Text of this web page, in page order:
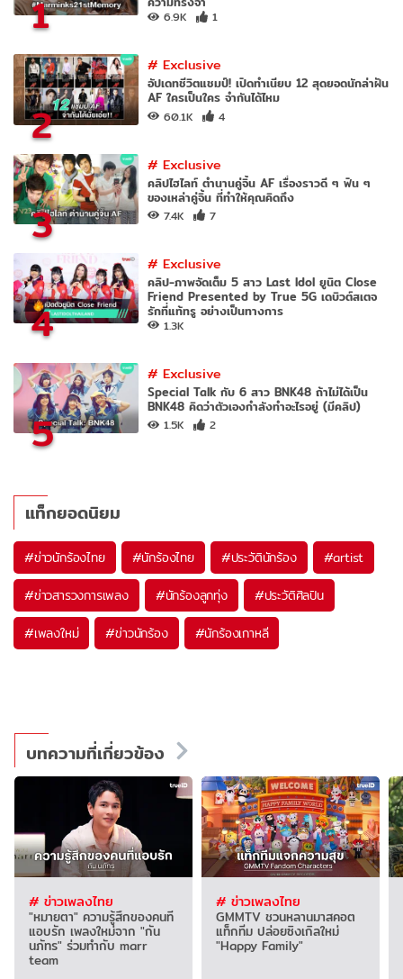
1 6.9K 1
2
#Exclusive
อัปเดทชีวิตแชมป์! เปิดทำเนียบ 12 สุดยอดนักล่าฝัน
AF ใครเป็นใคร จำกันได้ไหม
60.1K 4
3
#Exclusive
คลิปไฮไลท์ ตำนานคู่จิ้น AF เรื่องราวดี ๆ ฟิน ๆ
ของเหล่าคู่จิ้น ที่ทำให้คุณคิดถึง
7.4K 7
4
#Exclusive
คลิป-ภาพจัดเต็ม 5 สาว Last Idol ยูนิต Close
Friend Presented by True 5G เดบิวต์สเตจ
รักที่แท้ทรู อย่างเป็นทางการ
1.3K
5
#Exclusive
Special Talk กับ 6 สาว BNK48 ถ้าไม่ได้เป็น
BNK48 คิดว่าตัวเองกำลังทำอะไรอยู่ (มีคลิป)
1.5K 2
แท็กยอดนิยม
#ข่าวนักร้องไทย #นักร้องไทย #ประวัตินักร้อง #artist
#ข่าวสารวงการเพลง #นักร้องลูกทุ่ง #ประวัติศิลปิน
#เพลงใหม่ #ข่าวนักร้อง #นักร้องเกาหลี
บทความที่เกี่ยวข้อง
# ข่าวเพลงไทย
"หมายตา" ความรู้สึกของคนที่
แอบรัก เพลงใหม่จาก "กัน
นภัทร" ร่วมทำกับ marr
team
# ข่าวเพลงไทย
GMMTV ชวนหลานมาสคอต
แท็กทีม ปล่อยซิงเกิลใหม่
"Happy Family"